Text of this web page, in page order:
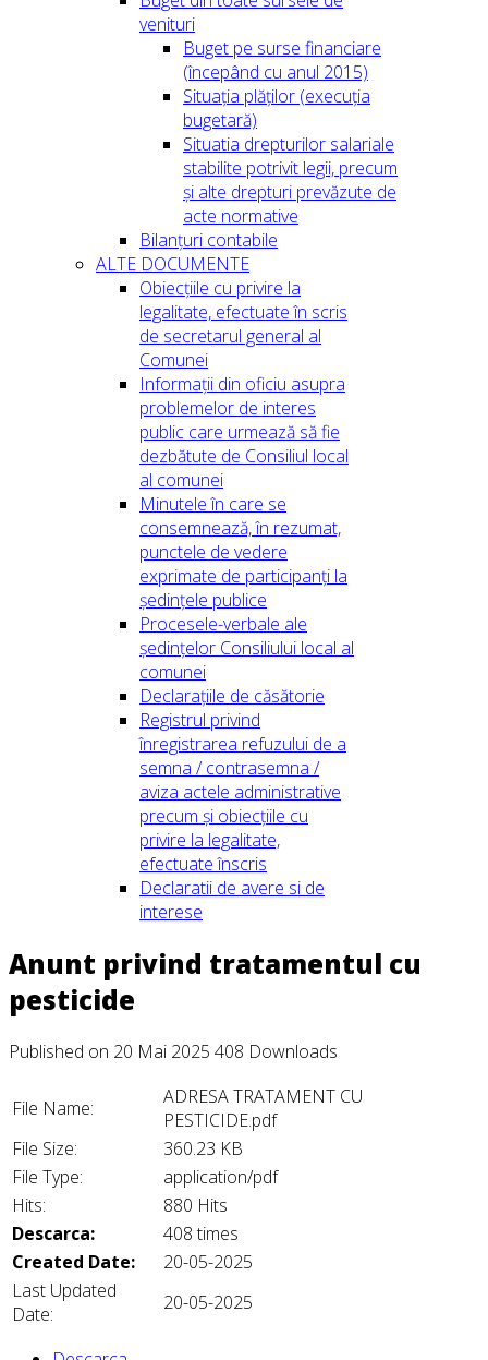
venituri
Buget pe surse financiare
(începând cu anul 2015)
Situația plăților (execuția
bugetară)
Situatia drepturilor salariale
stabilite potrivit legii, precum
și alte drepturi prevăzute de
acte normative
Bilanțuri contabile
ALTE DOCUMENTE
Obiecțiile cu privire la
legalitate, efectuate în scris
de secretarul general al
Comunei
Informații din oficiu asupra
problemelor de interes
public care urmează să fie
dezbătute de Consiliul local
al comunei
Minutele în care se
consemnează, în rezumat,
punctele de vedere
exprimate de participanți la
ședințele publice
Procesele-verbale ale
ședințelor Consiliului local al
comunei
Declarațiile de căsătorie
Registrul privind
înregistrarea refuzului de a
semna / contrasemna /
aviza actele administrative
precum și obiecțiile cu
privire la legalitate,
efectuate înscris
Declaratii de avere si de
interese
Anunt privind tratamentul cu
pesticide
Published on 20 Mai 2025 408 Downloads
File Name:
ADRESA TRATAMENT CU
PESTICIDE.pdf
File Size:
360.23 KB
File Type:
application/pdf
Hits:
880 Hits
Descarca:
408 times
Created Date:
20-05-2025
Last Updated
Date:
20-05-2025